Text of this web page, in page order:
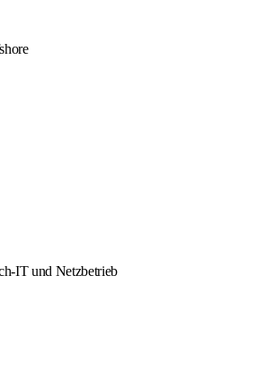
IT und Netzbetrieb